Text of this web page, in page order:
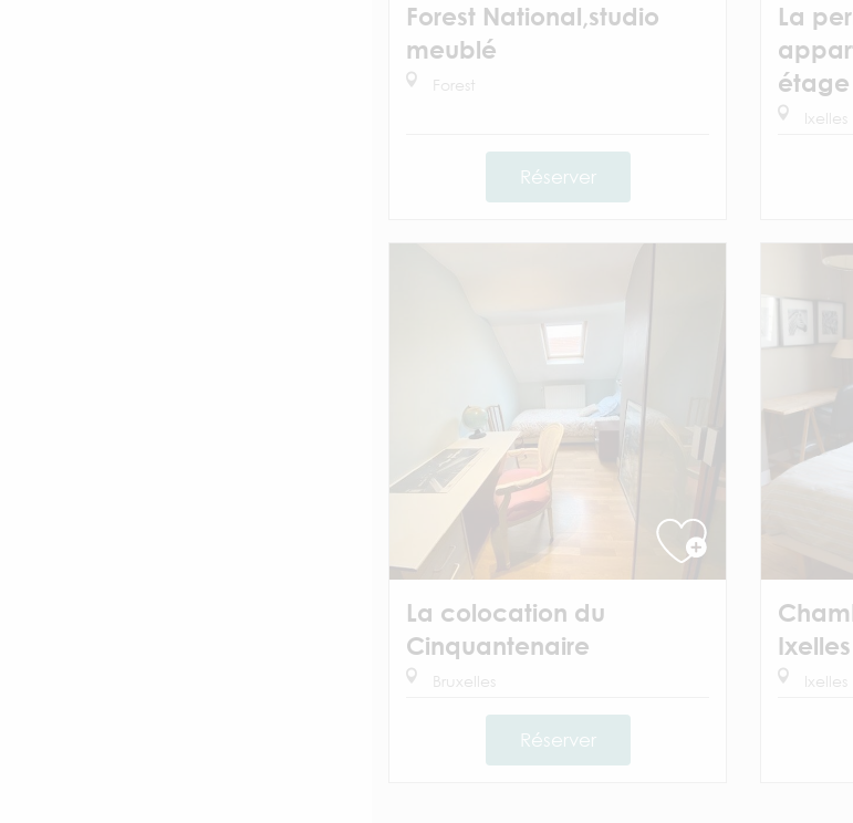
Forest National,studio
meublé
Forest
Réserver
La
Ixelles
La colocation du
Cinquantenaire
Bruxelles
Réserver
Ixelles
Ixelles